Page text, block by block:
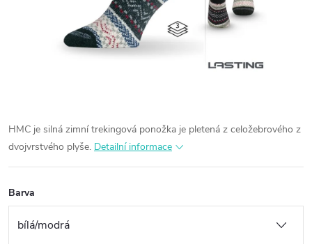
HMC je silná zimní trekingová ponožka je pletená z celožebrového z
dvojvrstvého plyše. Detailní informace
Barva